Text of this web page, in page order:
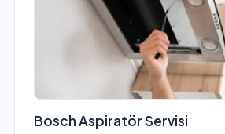
Bosch Aspiratör Servisi